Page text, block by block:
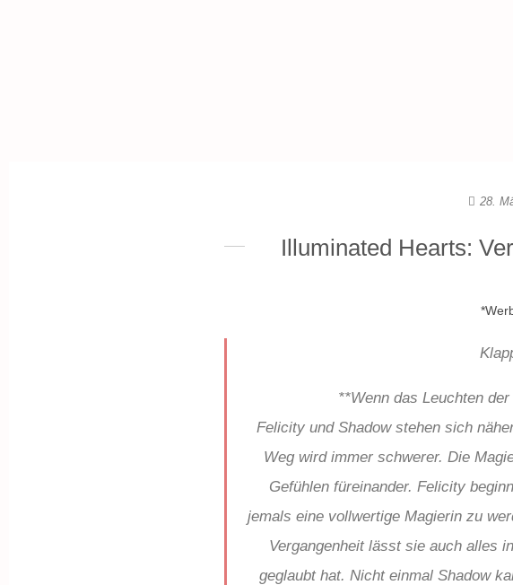
28.
Illuminated Hearts:
**Wenn das Leuchten
Felicity und Shadow stehen sich
Weg wird immer schwerer. Die
Gefühlen füreinander. Felicity
jemals eine vollwertige Magierin zu
Vergangenheit lässt sie auch alles
geglaubt hat. Nicht einmal Shadow